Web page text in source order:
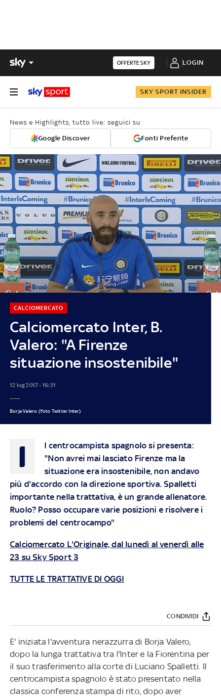
OFFERTE SKY LOGIN
SKY SPORT INSIDER
News e Highlights, tutto live: seguici su
Google Discover Fonti Preferite
Calciomercato Inter, B.
Valero: "A Firenze
situazione insostenibile"
CALCIOMERCATO
12 lug 2017 - 16:31
Borja Valero (foto Twitter Inter)
I
l centrocampista spagnolo si presenta:
"Non avrei mai lasciato Firenze ma la
situazione era insostenibile, non andavo
più d'accordo con la direzione sportiva. Spalletti
importante nella trattativa, è un grande allenatore.
Ruolo? Posso occupare varie posizioni e risolvere i
problemi del centrocampo"
Calciomercato L'Originale, dal lunedì al venerdì alle
23 su Sky Sport 3
TUTTE LE TRATTATIVE DI OGGI
CONDIVIDI
E' iniziata l'avventura nerazzurra di Borja Valero,
dopo la lunga trattativa tra l'Inter e la Fiorentina per
il suo trasferimento alla corte di Luciano Spalletti. Il
centrocampista spagnolo è stato presentato nella
classica conferenza stampa di rito, dopo aver